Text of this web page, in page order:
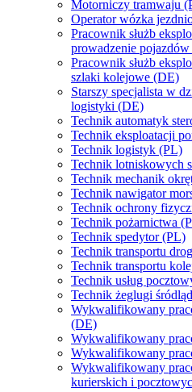
Motorniczy tramwaju
Operator wózka
Pracownik służb
prowadzenie
Pracownik służb
szlaki kolejowe (DE)
Starszy specjalista w
logistyki (DE)
Technik automatyk
Technik eksploatacji
Technik logistyk (PL)
Technik lotniskowych
Technik mechanik
Technik nawigator
Technik ochrony
Technik pożarnictwa
Technik spedytor (PL)
Technik transportu
Technik transportu
Technik usług
Technik żeglugi
Wykwalifikowany
(DE)
Wykwalifikowany
Wykwalifikowany
Wykwalifikowany
kurierskich i